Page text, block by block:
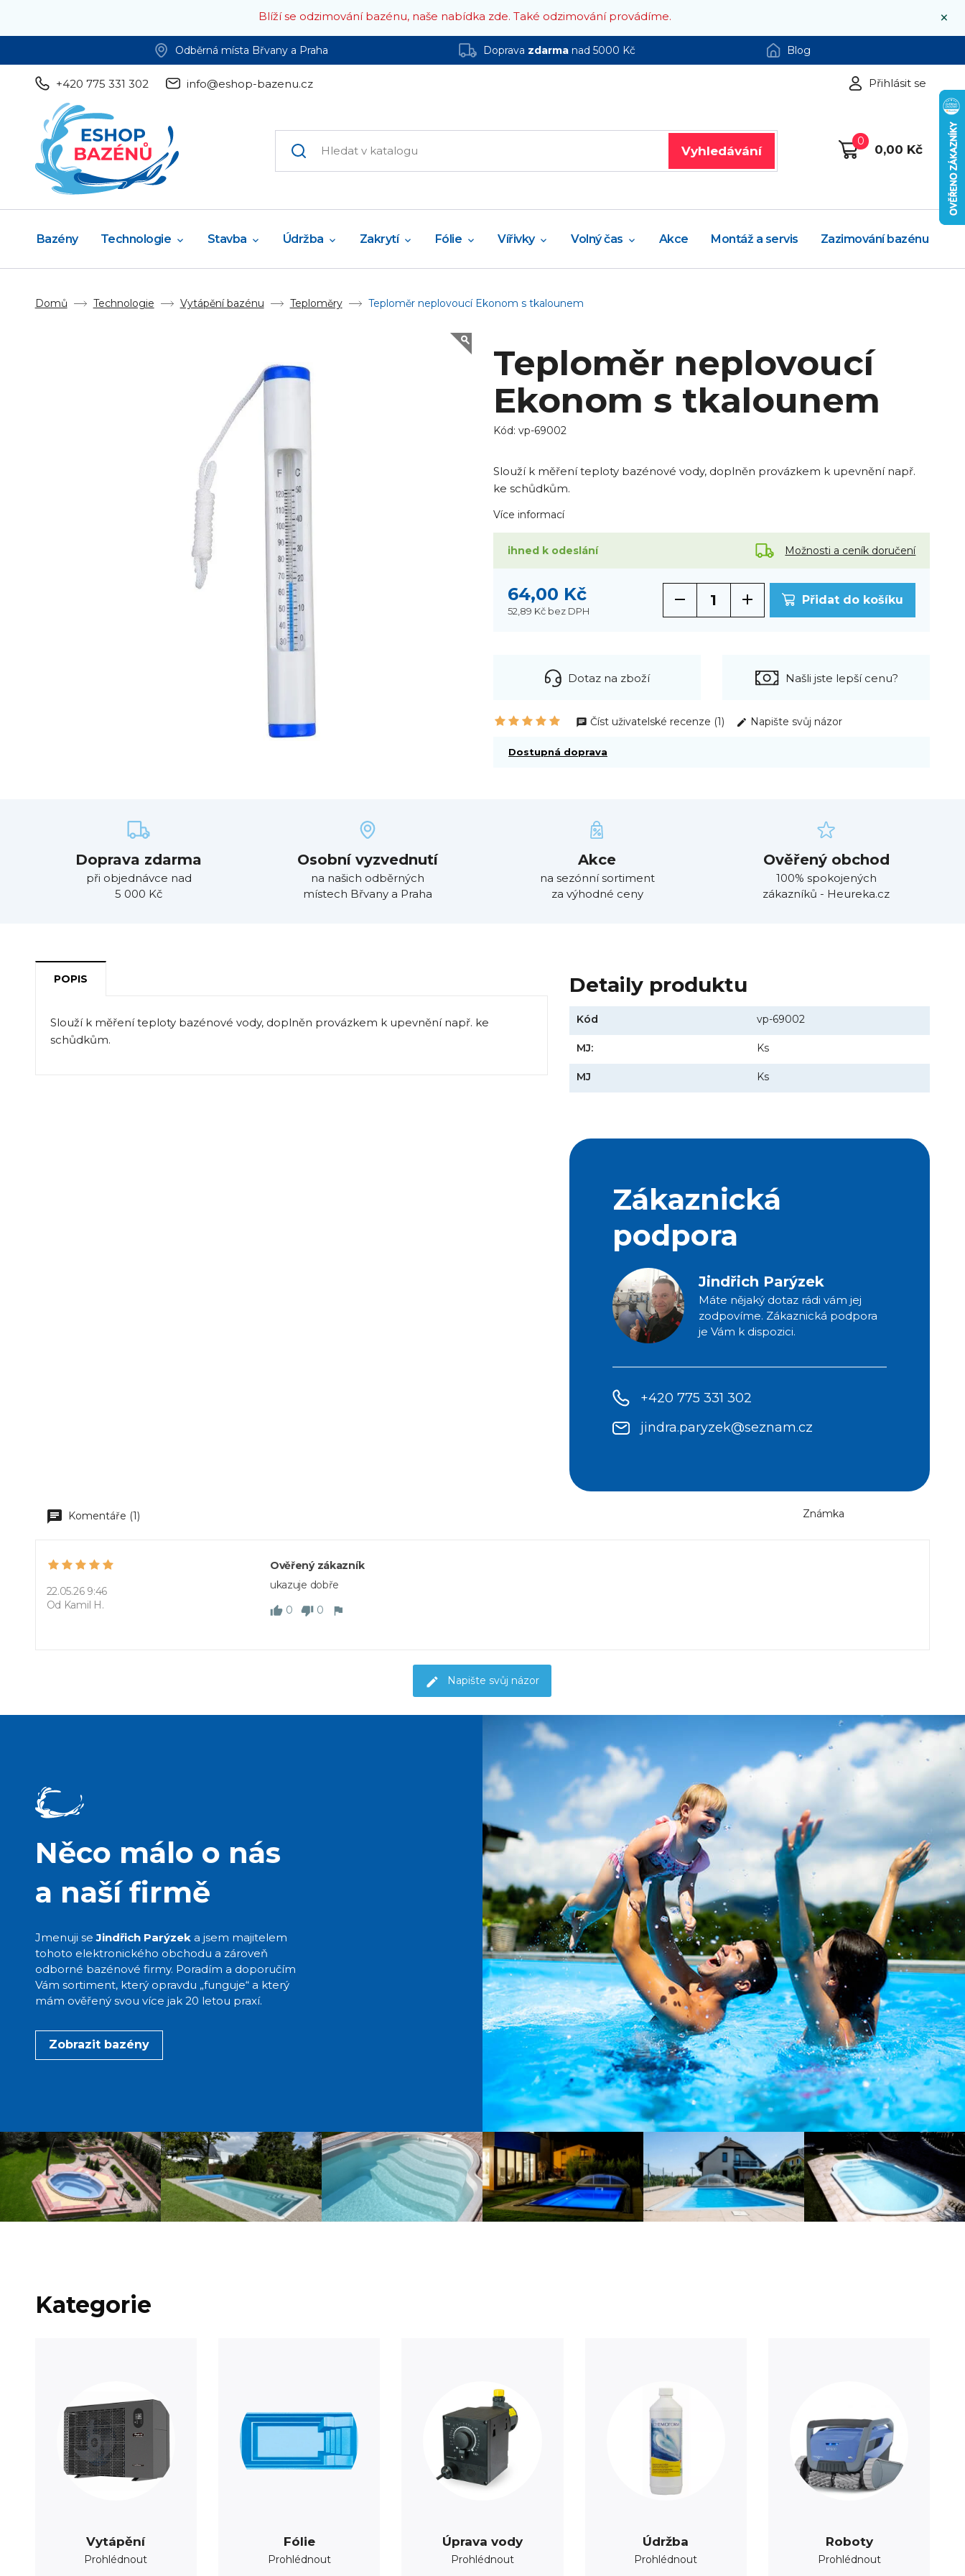
×
Blíží se odzimování bazénu, naše nabídka zde. Také odzimování provádíme.
Odběrná místa Břvany a Praha Doprava zdarmanad 5000 Kč Blog
+420 775 331 302 info@eshop-bazenu.cz Přihlásit se
Vyhledávání
0
0,00 Kč
Bazény Technologie Stavba Údržba Zakrytí Fólie Vířivky Volný čas Akce Montáž a servis Zazimování bazénu
Domů Technologie Vytápění bazénu Teploměry Teploměr neplovoucí Ekonom s tkalounem
Teploměr neplovoucí
Ekonom s tkalounem
Kód: vp-69002
Slouží k měření teploty bazénové vody, doplněn provázkem k upevnění např.
ke schůdkům.
Více informací
ihned k odeslání Možnosti a ceník doručení
64,00 Kč
52,89 Kč bez DPH
Přidat do košíku
Dotaz na zboží Našli jste lepší cenu?
Číst uživatelské recenze (1) Napište svůj názor
Dostupná doprava
Doprava zdarma
při objednávce nad
5 000 Kč
Osobní vyzvednutí
na našich odběrných
místech Břvany a Praha
Akce
na sezónní sortiment
za výhodné ceny
Ověřený obchod
100% spokojených
zákazníků - Heureka.cz
POPIS
Slouží k měření teploty bazénové vody, doplněn provázkem k upevnění např. ke
schůdkům.
Detaily produktu
Kód vp-69002
MJ: Ks
MJ Ks
Zákaznická
podpora
Jindřich Parýzek
Máte nějaký dotaz rádi vám jej
zodpovíme. Zákaznická podpora
je Vám k dispozici.
+420 775 331 302
jindra.paryzek@seznam.cz
Komentáře (1) Známka
22.05.26 9:46
Od Kamil H.
Ověřený zákazník
ukazuje dobře
0
0
Napište svůj názor
Něco málo o nás
a naší firmě
Jmenuji seJindřich Parýzeka jsem majitelem
tohoto elektronického obchodu a zároveň
odborné bazénové firmy. Poradím a doporučím
Vám sortiment, který opravdu „funguje“ a který
mám ověřený svou více jak 20 letou praxí.
Zobrazit bazény
Kategorie
Vytápění
Prohlédnout
Fólie
Prohlédnout
Úprava vody
Prohlédnout
Údržba
Prohlédnout
Roboty
Prohlédnout